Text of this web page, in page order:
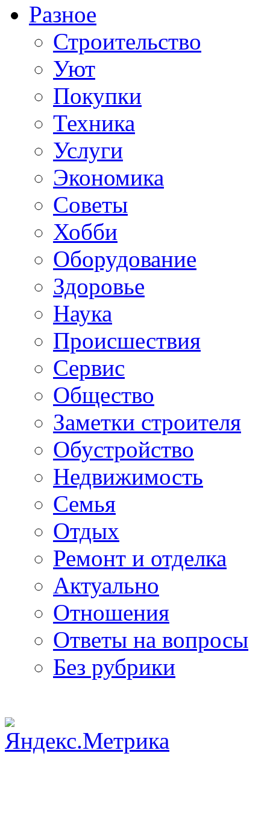
Разное
Строительство
Уют
Покупки
Техника
Услуги
Экономика
Советы
Хобби
Oборудование
Здоровье
Наука
Происшествия
Сервис
Общество
Заметки строителя
Обустройство
Недвижимость
Семья
Отдых
Ремонт и отделка
Актуально
Отношения
Ответы на вопросы
Без рубрики